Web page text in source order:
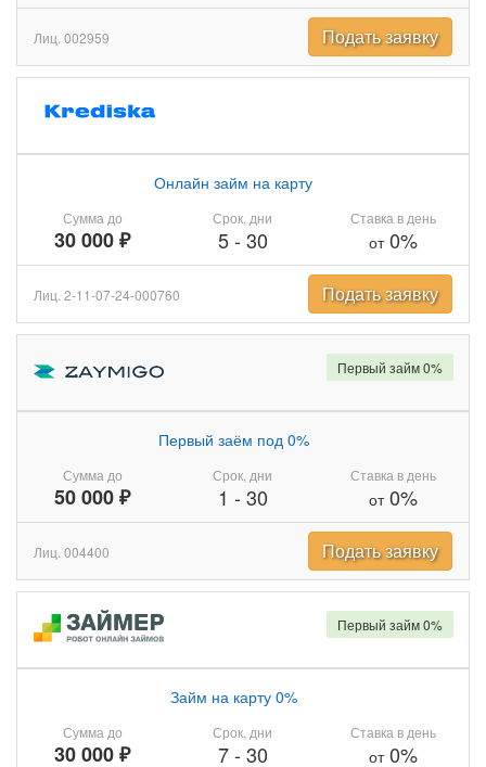
Лиц. 002959 Подать заявку
Сумма до
30 000 ₽
Онлайн займ на карту
Срок, дни
5- 30
Ставка в день
от0%
Лиц. 2-11-07-24-000760 Подать заявку
Сумма до
50 000 ₽
Первый заём под 0%
Срок, дни
1 - 30
Ставка в день
от0%
Первый займ 0%
Лиц. 004400 Подать заявку
Сумма до
30 000 ₽
Займ на карту 0%
Срок, дни
7- 30
Ставка в день
от0%
Первый займ 0%